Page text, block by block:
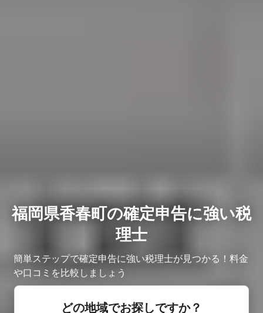
福岡県香春町の確定申告に強い税
理士
簡単ステップで確定申告に強い税理士が見つかる！料金
や口コミを比較しましょう
どの地域でお探しですか？